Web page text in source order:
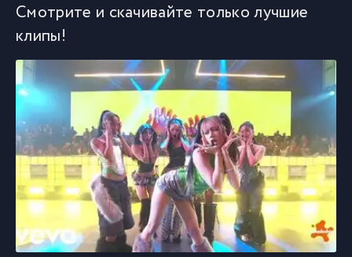
Смотрите и скачивайте только лучшие
клипы!